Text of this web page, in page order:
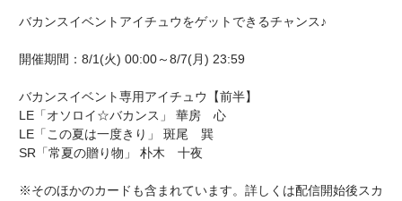
バカンスイベントアイチュウをゲットできるチャンス♪
開催期間：8/1(火) 00:00～8/7(月) 23:59
バカンスイベント専用アイチュウ【前半】
LE「オソロイ☆バカンス」 華房 心
LE「この夏は一度きり」 斑尾 巽
SR「常夏の贈り物」 朴木 十夜
※そのほかのカードも含まれています。詳しくは配信開始後スカ